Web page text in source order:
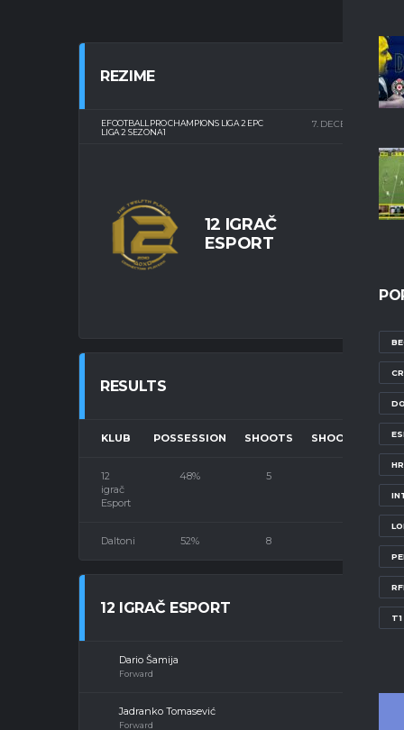
T1
REZIME
EFOOTBALL PRO CHAMPIONS LIGA 2 EPC
LIGA 2 SEZONA 1
7. DECEMBRA 2023.
12 IGRAČ
ESPORT
RESULTS
KLUB POSSESSION SHOOTS SHOOTS ON
12
igrač
Esport
48% 5
Daltoni 52% 8
12 IGRAČ ESPORT
Dario Šamija
Forward
Jadranko Tomasević
Forward